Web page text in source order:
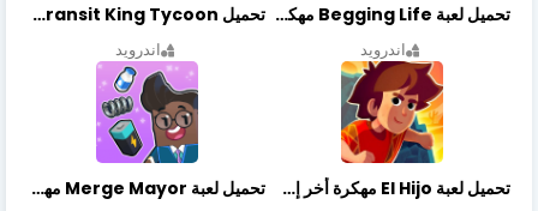
تحميل لعبة Begging Life مهكرة أخر إصدار
اندرويد
تحميل Transit King Tycoon مهكرة أخر إصدار
اندرويد
تحميل لعبة El Hijo مهكرة أخر إصدار تحميل لعبة Merge Mayor مهكرة أخر إصدار